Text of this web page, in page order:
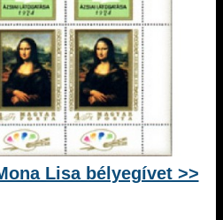
Lisa bélyegívet >>